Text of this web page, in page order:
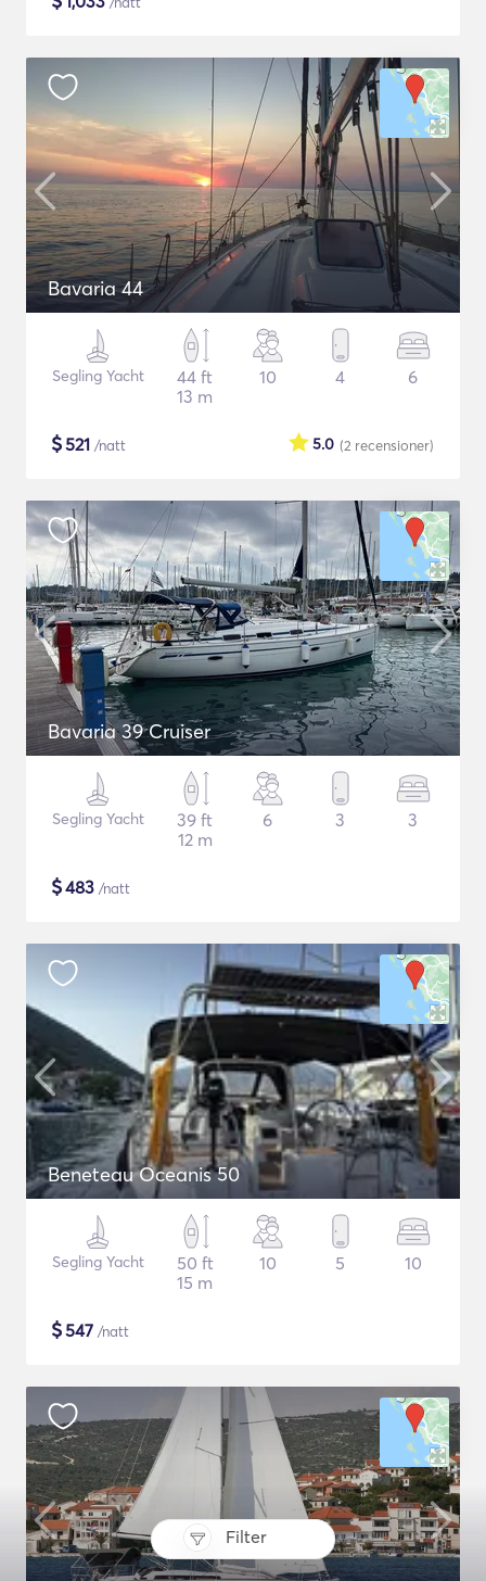
Filter
Bavaria 44
Segling Yacht
44 ft
13 m
10 4 6
$521 /natt (2 recensioner)
5.0
Bavaria 39 Cruiser
Segling Yacht
39 ft
12 m
6 3 3
$483 /natt
Beneteau Oceanis 50
Segling Yacht
50 ft
15 m
10 5 10
$547 /natt